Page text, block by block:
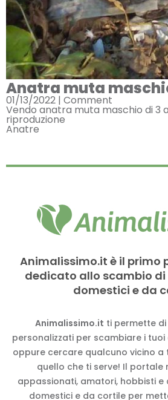
Anatra muta
01/13/2022 | Comment
Vendo anatra muta maschio di 3
riproduzione
Anatre
Animalissimo.it è il primo
dedicato allo scambio
domestici e da
Animalissimo.it ti permette
personalizzati per scambiare i
oppure cercare qualcuno vicino
quello che ti serve! Il portale
appassionati, amatori, hobbisti e
domestici e da cortile per